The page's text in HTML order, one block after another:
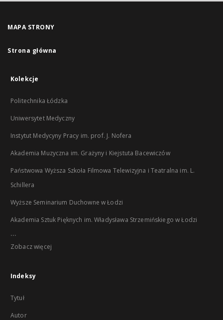
MAPA STRONY
Strona główna
Kolekcje
Politechnika Łódzka
Uniwersytet Medyczny
Instytut Medycyny Pracy im. prof. J. Nofera
Akademia Muzyczna im. Grażyny i Kiejstuta Bacewiczów
Państwowa Wyższa Szkoła Filmowa Telewizyjna i Teatralna im. L.
Schillera
Wyższe Seminarium Duchowne w Łodzi
Akademia Sztuk Pięknych im. Władysława Strzemińskiego w Łodzi
...
Zobacz więcej
Indeksy
Tytuł
Autor